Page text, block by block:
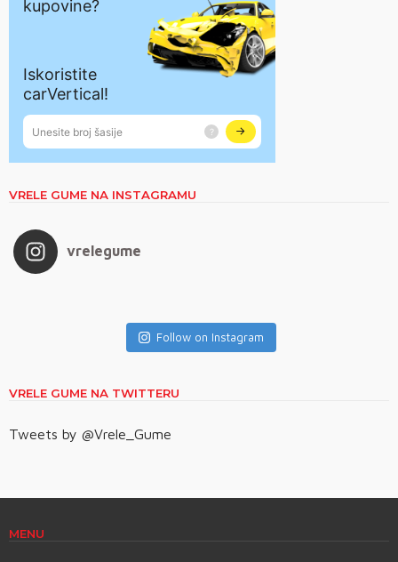
VRELE GUME NA INSTAGRAMU
vrelegume
Follow on Instagram
VRELE GUME NA TWITTERU
Tweets by @Vrele_Gume
MENU